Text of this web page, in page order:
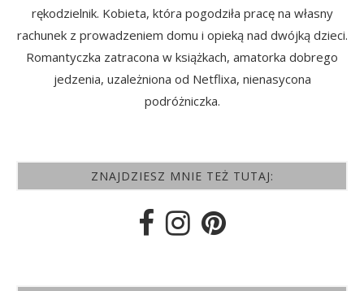
rękodzielnik. Kobieta, która pogodziła pracę na własny
rachunek z prowadzeniem domu i opieką nad dwójką dzieci.
Romantyczka zatracona w książkach, amatorka dobrego
jedzenia, uzależniona od Netflixa, nienasycona
podróżniczka.
ZNAJDZIESZ MNIE TEŻ TUTAJ: